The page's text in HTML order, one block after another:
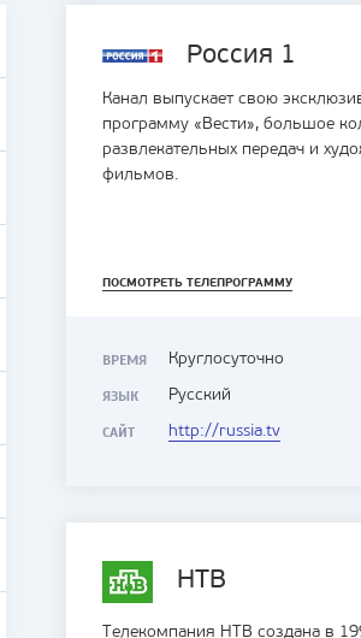
Россия 1
Канал выпускает свою
программу «Вести», большое
развлекательных передач и
фильмов.
ПОСМОТРЕТЬ ТЕЛЕПРОГРАММУ
ВРЕМЯ Круглосуточно
ЯЗЫК Русский
САЙТ http://russia.tv
НТВ
Телекомпания НТВ создана в